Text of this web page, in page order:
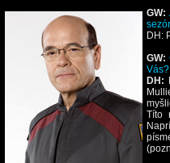
GW:
DH:
GW:
Vás?
DH:
Títo